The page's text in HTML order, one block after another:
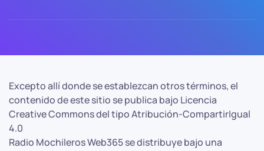
Excepto allí donde se establezcan otros términos, el
contenido de este sitio se publica bajo Licencia
Creative Commons del tipo Atribución-CompartirIgual
4.0
Radio Mochileros Web365 se distribuye bajo una